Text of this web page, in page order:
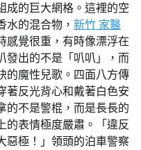
成的巨大網格。這裡的空
水的混合物， 新竹 家醫
感覺很重，有時像漂浮在
發出的不是「叭叭」，而
的魔性兒歌。四面八方傳
著反光背心和戴著白色安
的不是警棍，而是長長的
的表情極度嚴肅。「違反
惡極！」領頭的泊車警察